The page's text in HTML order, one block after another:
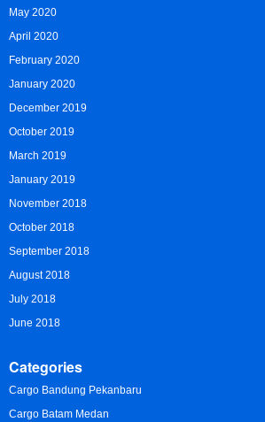
May 2020
April 2020
February 2020
January 2020
December 2019
October 2019
March 2019
January 2019
November 2018
October 2018
September 2018
August 2018
July 2018
June 2018
Categories
Cargo Bandung Pekanbaru
Cargo Batam Medan